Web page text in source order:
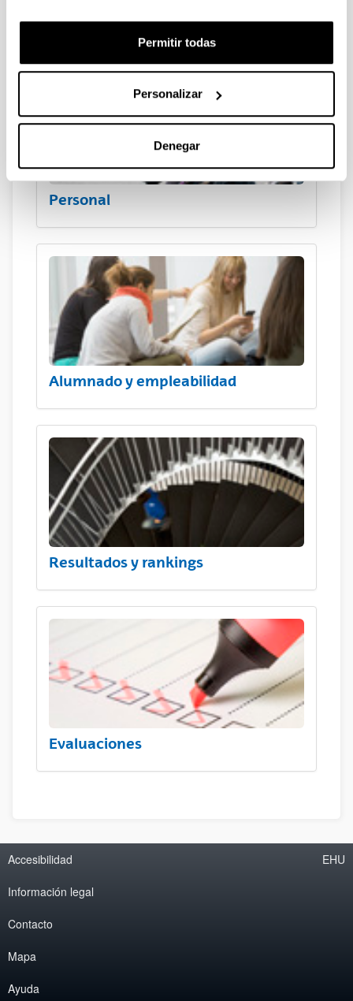
Permitir todas
Personalizar
Denegar
EHUdata
Personal
Alumnado y empleabilidad
Resultados y rankings
Evaluaciones
Accesibilidad
Información legal
Contacto
Mapa
Ayuda
EHU